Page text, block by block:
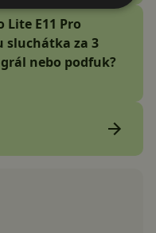
Lite E11 Pro
sluchátka za 3
nebo podfuk?